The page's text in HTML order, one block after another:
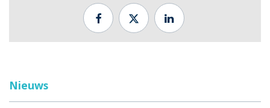
Nieuws